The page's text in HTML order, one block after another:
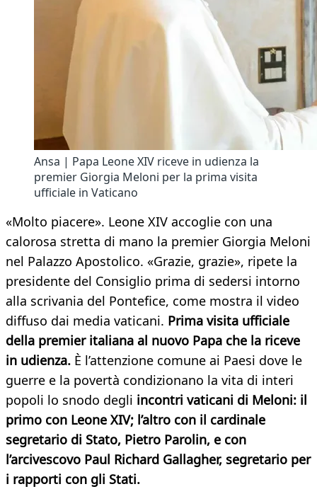
Ansa | Papa Leone XIV riceve in udienza la
premier Giorgia Meloni per la prima visita
ufficiale in Vaticano
«Molto piacere». Leone XIV accoglie con una
calorosa stretta di mano la premier Giorgia Meloni
nel Palazzo Apostolico. «Grazie, grazie», ripete la
presidente del Consiglio prima di sedersi intorno
alla scrivania del Pontefice, come mostra il video
diffuso dai media vaticani. Prima visita ufficiale
della premier italiana al nuovo Papa che la riceve
in udienza. È l’attenzione comune ai Paesi dove le
guerre e la povertà condizionano la vita di interi
popoli lo snodo degli incontri vaticani di Meloni: il
primo con Leone XIV; l’altro con il cardinale
segretario di Stato, Pietro Parolin, e con
l’arcivescovo Paul Richard Gallagher, segretario per
i rapporti con gli Stati.